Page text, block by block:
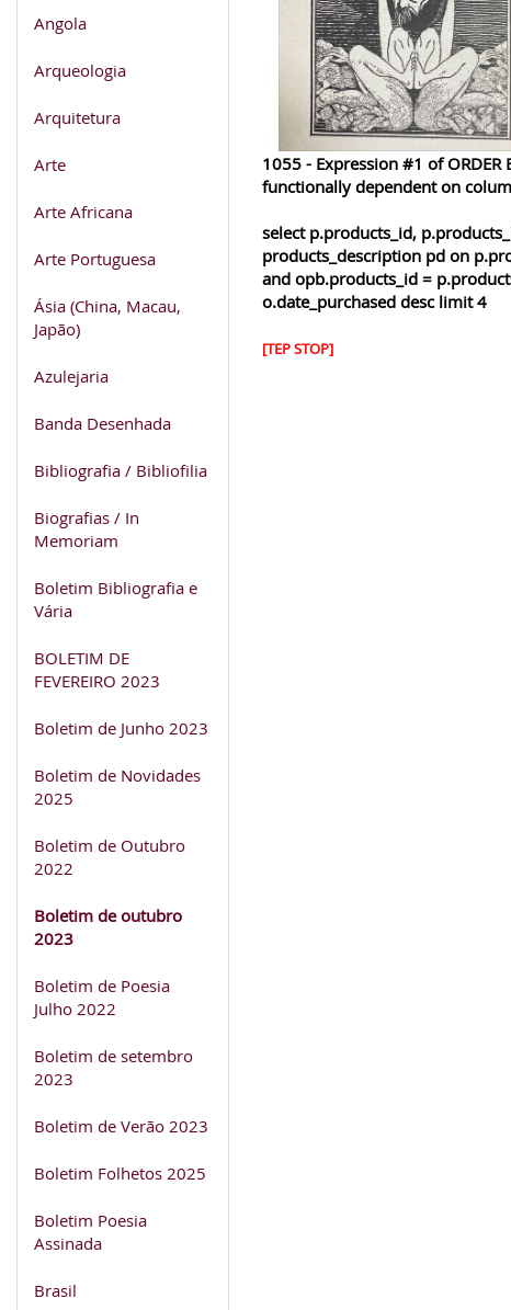
Angola
Arqueologia
Arquitetura
Arte
Arte Africana
Arte Portuguesa
Ásia (China, Macau,
Japão)
Azulejaria
Banda Desenhada
Bibliografia / Bibliofilia
Biografias / In
Memoriam
Boletim Bibliografia e
Vária
BOLETIM DE
FEVEREIRO 2023
Boletim de Junho 2023
Boletim de Novidades
2025
Boletim de Outubro
2022
Boletim de outubro
2023
Boletim de Poesia
Julho 2022
Boletim de setembro
2023
Boletim de Verão 2023
Boletim Folhetos 2025
Boletim Poesia
Assinada
Brasil
1055 - Expression #1 of
functionally dependent on
select p.products_id,
products_description pd on
and opb.products_id =
o.date_purchased desc limit 4
[TEP STOP]